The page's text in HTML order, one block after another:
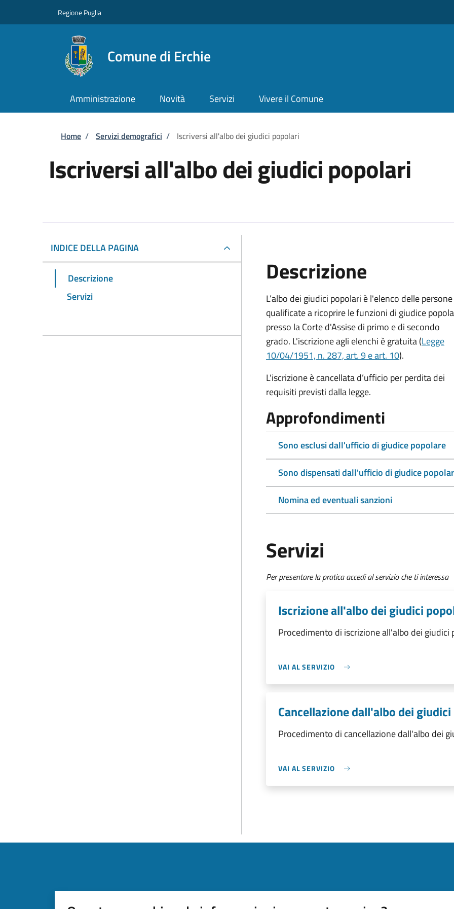
Regione Puglia
Comune di Erchie
Amministrazione Novità Servizi Vivere il Comune
Briciole di pane
Home / Servizi demografici / Iscriversi all'albo dei giudici popolari
Iscriversi all'albo dei giudici popolari
INDICE DELLA PAGINA
Descrizione
Servizi
Descrizione
L’albo dei giudici popolari è l'elenco delle persone
qualificate a ricoprire le funzioni di giudice
presso la Corte d'Assise di primo e di secondo
grado. L'iscrizione agli elenchi è gratuita (Legge
10/04/1951, n. 287, art. 9 e art. 10).
L'iscrizione è cancellata d’ufficio per perdita dei
requisiti previsti dalla legge.
Approfondimenti
Sono esclusi dall'ufficio di giudice popolare
Sono dispensati dall'ufficio di giudice
Nomina ed eventuali sanzioni
Servizi
Per presentare la pratica accedi al servizio che ti interessa
Iscrizione all'albo dei giudici
Procedimento di iscrizione all'albo dei giudici
VAI AL SERVIZIO
Cancellazione dall'albo dei
Procedimento di cancellazione dall'albo dei
VAI AL SERVIZIO